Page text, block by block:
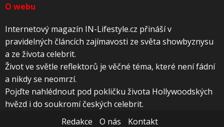
O webu
Internetový magazín IN-Lifestyle.cz přináší v
pravidelných článcích zajímavosti ze světa showbyznysu
a ze života celebrit.
Život ve světle reflektorů je věčné téma, které není fádní
a nikdy se neomrzí.
Pojďte nahlédnout pod pokličku života Hollywoodských
hvězd i do soukromí českých celebrit.
Redakce
O nás Kontakt